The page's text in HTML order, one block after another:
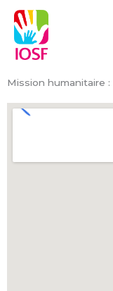
contenu
Mission humanitaire :